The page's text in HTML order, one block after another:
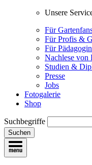
Unsere
Für
Für Profis &
Für
Nachlese von
Studien &
Presse
Jobs
Fotogalerie
Shop
Suchbegriffe
Suchen